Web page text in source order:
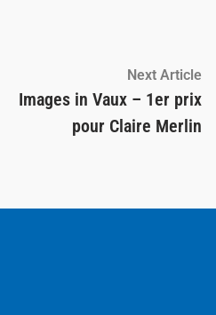
Next Article
Images in Vaux – 1er prix
pour Claire Merlin